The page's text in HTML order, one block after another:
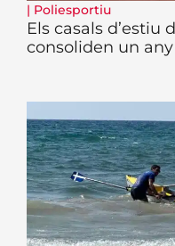
| Poliesportiu
Els casals d’estiu
consoliden un